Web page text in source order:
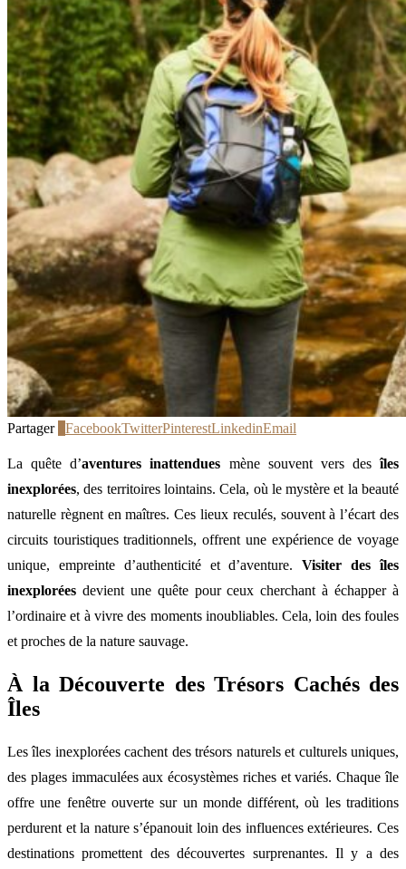
Partager FacebookTwitterPinterestLinkedinEmail
La quête d’aventures inattendues mène souvent vers desîles
inexplorées, des territoires lointains. Cela, où le mystère et la beauté
naturelle règnent en maîtres. Ces lieux reculés, souvent à l’écart des
circuits touristiques traditionnels, offrent une expérience de voyage
unique, empreinte d’authenticité et d’aventure.Visiter des îles
inexplorées devient une quête pour ceux cherchant à échapper à
l’ordinaire et à vivre des moments inoubliables. Cela, loin des foules
et proches de la nature sauvage.
À la Découverte des Trésors Cachés des
Îles
Les îles inexplorées cachent des trésors naturels et culturels uniques,
des plages immaculées aux écosystèmes riches et variés. Chaque île
offre une fenêtre ouverte sur un monde différent, où les traditions
perdurent et la nature s’épanouit loin des influences extérieures. Ces
destinations promettent des découvertes surprenantes. Il y a des